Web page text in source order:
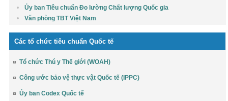
Ủy ban Tiêu chuẩn Đo lường Chất lượng Quốc gia
Văn phòng TBT Việt Nam
Các tổ chức tiêu chuẩn Quốc tế
Tổ chức Thú y Thế giới (WOAH)
Công ước bảo vệ thực vật Quốc tế (IPPC)
Ủy ban Codex Quốc tế